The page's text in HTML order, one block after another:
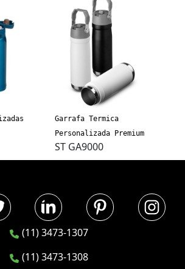
Garrafa Termica
Personalizada Premium
ST GA9000
(11) 3473-1307
(11) 3473-1308